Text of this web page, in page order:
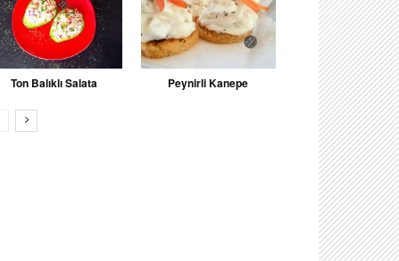
Ton Balıklı Salata Peynirli Kanepe